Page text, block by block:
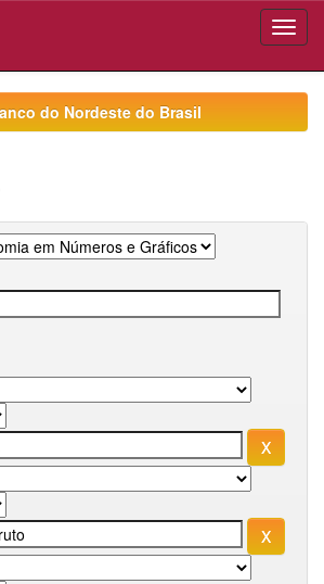
do Nordeste do Brasil